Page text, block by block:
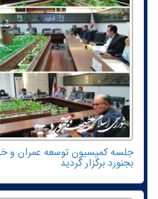
جلسه کمیسیون توسعه عمران و
بجنورد برگزار گردید